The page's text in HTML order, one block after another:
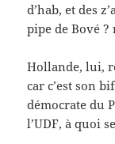
d’hab, et des
pipe de Bové ?
Hollande, lui,
car c’est son
démocrate du
l’UDF, à quoi